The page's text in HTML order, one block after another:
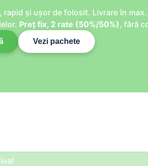
rapid și ușor de folosit. Livrare în
Preț fix, 2 rate (50%/50%), fără
Vezi pachete